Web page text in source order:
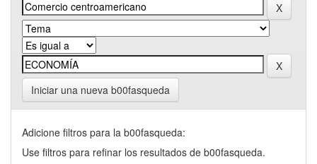
Iniciar una nueva b00fasqueda
Adicione filtros para la b00fasqueda:
Use filtros para refinar los resultados de b00fasqueda.